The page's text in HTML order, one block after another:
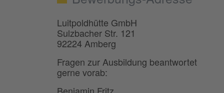
Luitpoldhütte GmbH
Sulzbacher Str. 121
92224 Amberg
Fragen zur Ausbildung beantwortet
gerne vorab:
Benjamin Fritz